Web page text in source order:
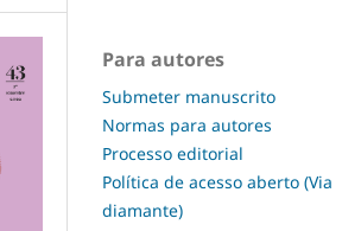
Para autores
Submeter manuscrito
Normas para autores
Processo editorial
Política de acesso aberto (Via
diamante)